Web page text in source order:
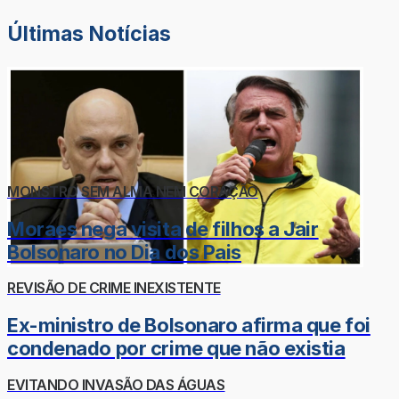
Últimas Notícias
MONSTRO SEM ALMA NEM CORAÇÃO
Moraes nega visita de filhos a Jair
Bolsonaro no Dia dos Pais
REVISÃO DE CRIME INEXISTENTE
Ex-ministro de Bolsonaro afirma que foi
condenado por crime que não existia
EVITANDO INVASÃO DAS ÁGUAS